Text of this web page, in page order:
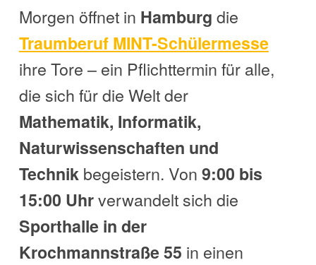
Morgen öffnet in Hamburg die
Traumberuf MINT-Schülermesse
ihre Tore – ein Pflichttermin für alle,
die sich für die Welt der
Mathematik, Informatik,
Naturwissenschaften und
Technikbegeistern. Von 9:00 bis
15:00 Uhrverwandelt sich die
Sporthalle in der
Krochmannstraße 55 in einen